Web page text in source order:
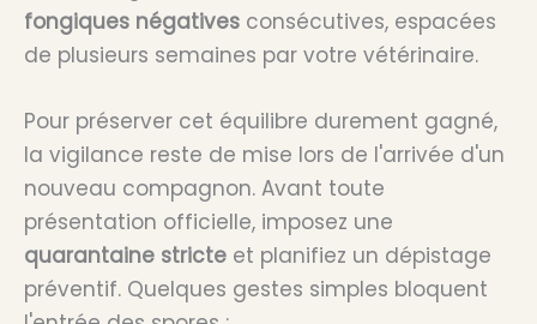
fongiques négatives consécutives, espacées
de plusieurs semaines par votre vétérinaire.
Pour préserver cet équilibre durement gagné,
la vigilance reste de mise lors de l'arrivée d'un
nouveau compagnon. Avant toute
présentation officielle, imposez une
quarantaine stricte et planifiez un dépistage
préventif. Quelques gestes simples bloquent